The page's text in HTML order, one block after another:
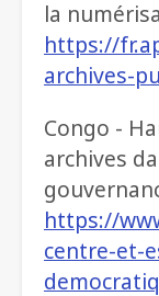
la
https://
archives-
Congo -
archives
https://
centre-et-